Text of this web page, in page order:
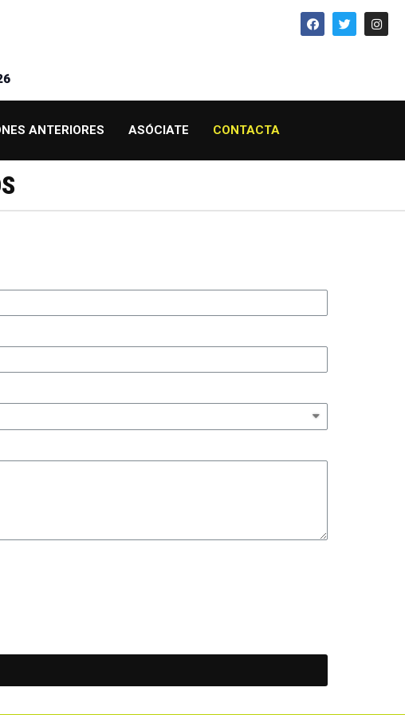
ANTERIORES ASÓCIATE CONTACTA